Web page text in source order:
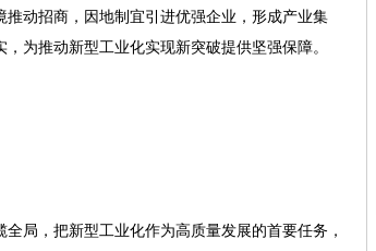
动招商，因地制宜引进优强企业，形成产业集
为推动新型工业化实现新突破提供坚强保障。
局，把新型工业化作为高质量发展的首要任务，